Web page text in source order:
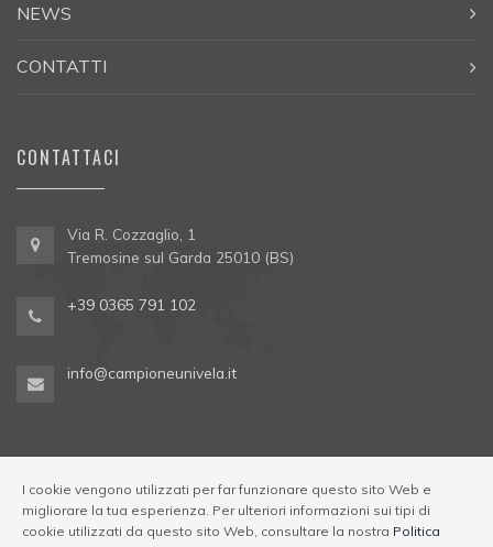
NEWS
CONTATTI
CONTATTACI
Via R. Cozzaglio, 1
Tremosine sul Garda 25010 (BS)
+39 0365 791 102
info@campioneunivela.it
© Univela Sailing Società Sportiva Dilettantistica a R.L. Codice
I cookie vengono utilizzati per far funzionare questo sito Web e
migliorare la tua esperienza. Per ulteriori informazioni sui tipi di
cookie utilizzati da questo sito Web, consultare la nostra Politica